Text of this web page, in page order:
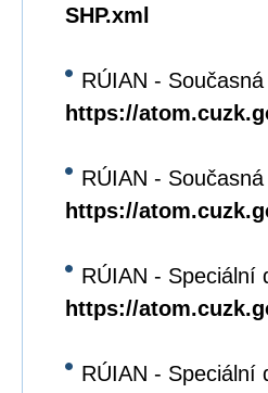
SHP.xml
RÚIAN -
https://
RÚIAN -
https://
RÚIAN - Speciální
https://
RÚIAN - Speciální